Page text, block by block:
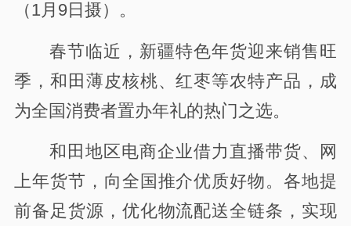
（1月9日摄）。
春节临近，新疆特色年货迎来销售旺
季，和田薄皮核桃、红枣等农特产品，成
为全国消费者置办年礼的热门之选。
和田地区电商企业借力直播带货、网
上年货节，向全国推介优质好物。各地提
前备足货源，优化物流配送全链条，实现